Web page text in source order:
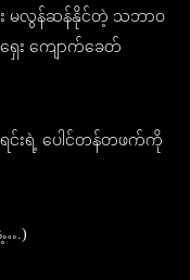
မလွန်ဆန်နိုင်တဲ့ သဘာဝ
ေး ကျောက်ခေတ်
င်းရဲ့ ပေါင်တန်တဖက်ကို